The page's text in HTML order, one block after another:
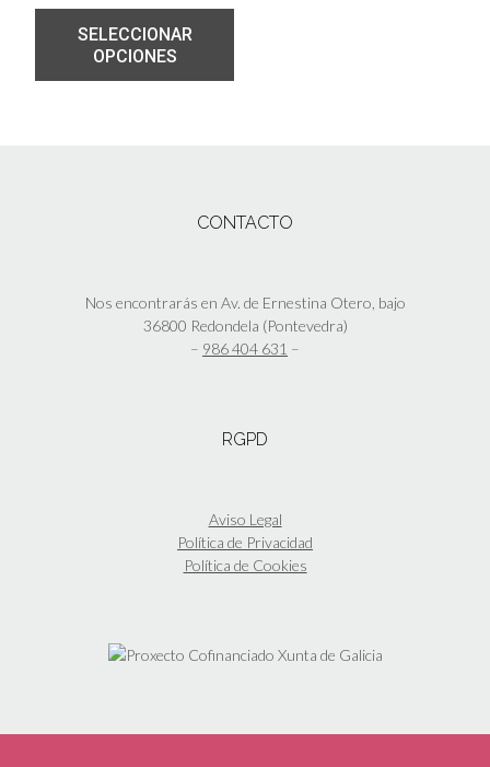
SELECCIONAR
OPCIONES
CONTACTO
Nos encontrarás en Av. de Ernestina Otero, bajo
36800 Redondela (Pontevedra)
– 986 404 631 –
RGPD
Aviso Legal
Política de Privacidad
Política de Cookies